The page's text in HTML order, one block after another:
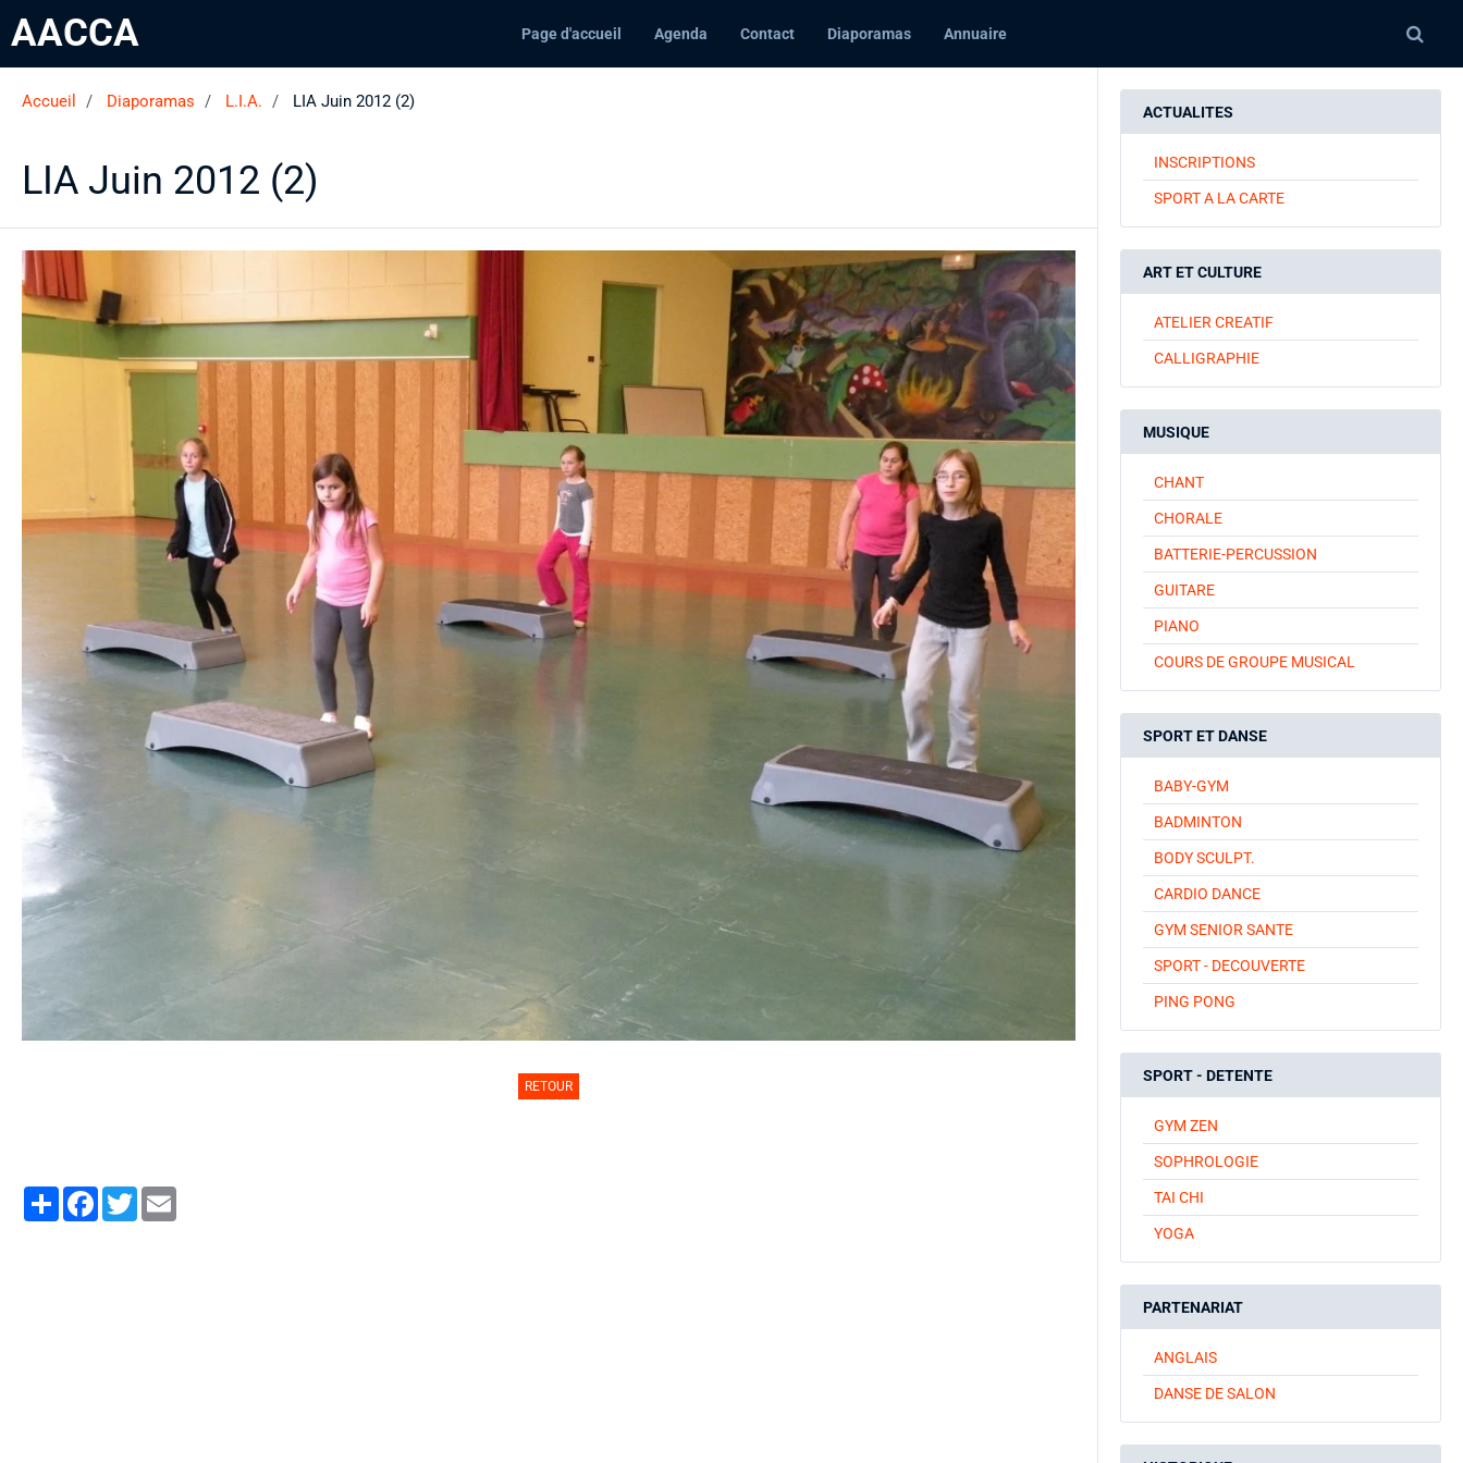
AACCA Page d'accueil Agenda Contact Diaporamas Annuaire
Accueil Diaporamas L.I.A. LIA Juin 2012 (2)
LIA Juin 2012 (2)
RETOUR
PartagerFacebook
Twitter
ACTUALITES
INSCRIPTIONS
SPORT A LA CARTE
ART ET CULTURE
ATELIER CREATIF
CALLIGRAPHIE
MUSIQUE
CHANT
CHORALE
BATTERIE-PERCUSSION
GUITARE
PIANO
COURS DE GROUPE MUSICAL
SPORT ET DANSE
BABY-GYM
BADMINTON
BODY SCULPT.
CARDIO DANCE
GYM SENIOR SANTE
SPORT - DECOUVERTE
PING PONG
SPORT - DETENTE
GYM ZEN
SOPHROLOGIE
TAI CHI
YOGA
PARTENARIAT
ANGLAIS
DANSE DE SALON